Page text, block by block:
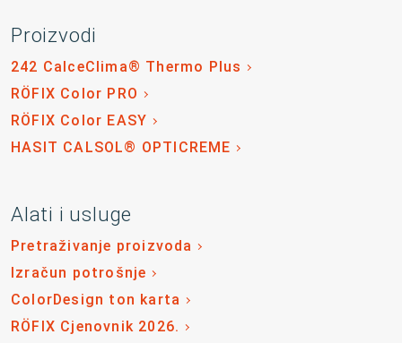
Proizvodi
242 CalceClima® Thermo Plus
RÖFIX Color PRO
RÖFIX Color EASY
HASIT CALSOL® OPTICREME
Alati i usluge
Pretraživanje proizvoda
Izračun potrošnje
ColorDesign ton karta
RÖFIX Cjenovnik 2026.